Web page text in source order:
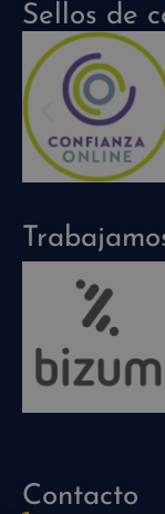
Sellos de
Contacto